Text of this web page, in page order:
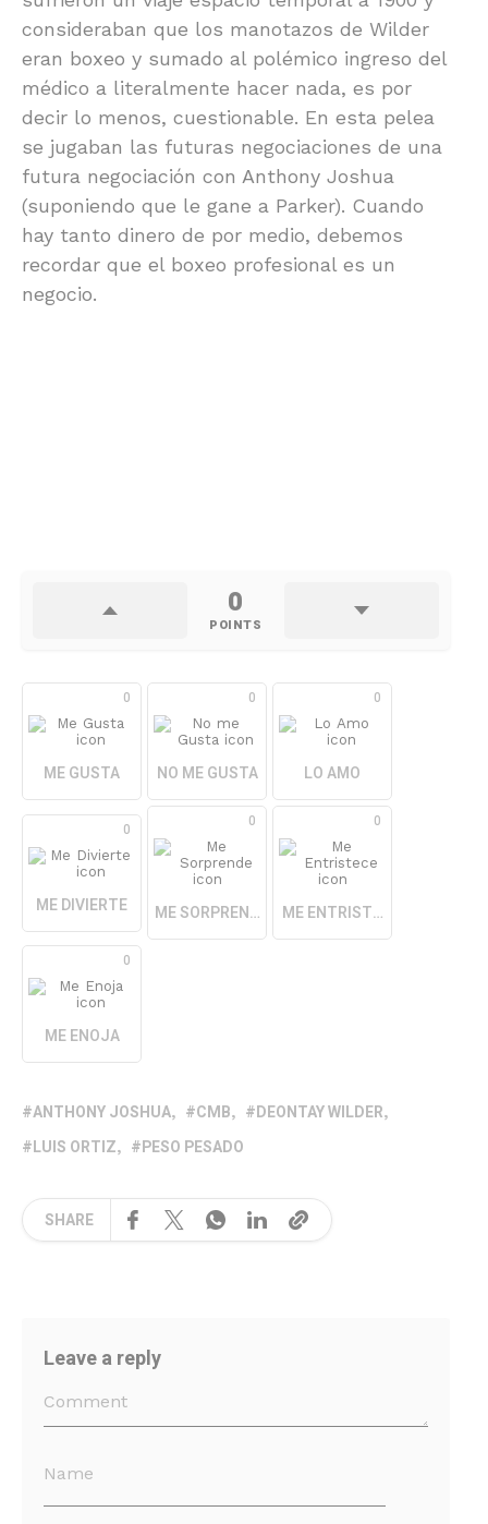
consideraban que los manotazos de Wilder
eran boxeo y sumado al polémico ingreso del
médico a literalmente hacer nada, es por
decir lo menos, cuestionable. En esta pelea
se jugaban las futuras negociaciones de una
futura negociación con Anthony Joshua
(suponiendo que le gane a Parker). Cuando
hay tanto dinero de por medio, debemos
recordar que el boxeo profesional es un
negocio.
0
POINTS
0
ME GUSTA
0
NO ME GUSTA
0
LO AMO
0
ME DIVIERTE
0
ME SORPRENDE
0
ME ENTRISTECE
0
ME ENOJA
ANTHONY JOSHUA CMB
DEONTAY WILDER
LUIS ORTIZ
PESO PESADO
SHARE
Leave a reply